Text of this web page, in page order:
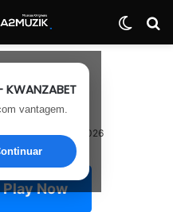
KWANZABET
vantagem.
O País
20 de Junho, 2026
Now